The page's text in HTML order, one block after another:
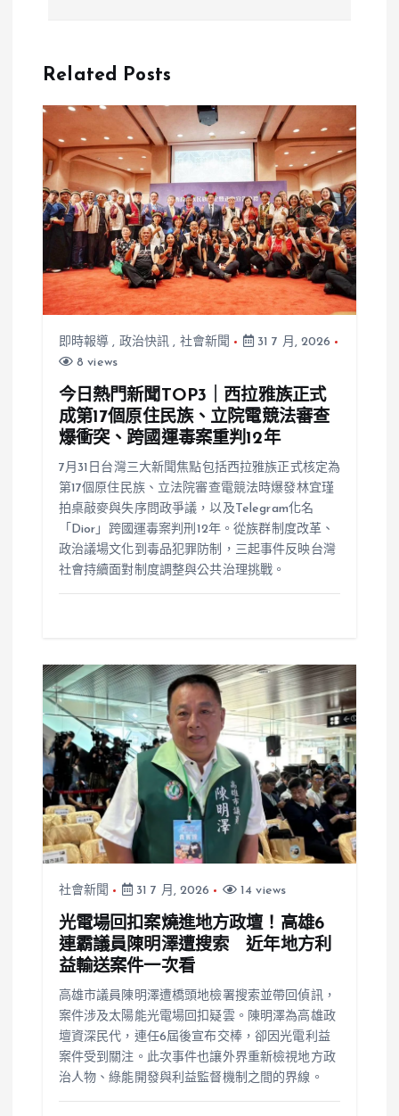
德區獨家文化
Related Posts
即時報導 , 政治快訊 , 社會新聞
31 7 月, 2026
8 views
今日熱門新聞TOP3｜西拉雅族正式
成第17個原住民族、立院電競法審查
爆衝突、跨國運毒案重判12年
7月31日台灣三大新聞焦點包括西拉雅族正式核定為
第17個原住民族、立法院審查電競法時爆發林宜瑾
拍桌敲麥與失序問政爭議，以及Telegram化名
「Dior」跨國運毒案判刑12年。從族群制度改革、
政治議場文化到毒品犯罪防制，三起事件反映台灣
社會持續面對制度調整與公共治理挑戰。
社會新聞 31 7 月, 2026 14 views
光電場回扣案燒進地方政壇！高雄6
連霸議員陳明澤遭搜索 近年地方利
益輸送案件一次看
高雄市議員陳明澤遭橋頭地檢署搜索並帶回偵訊，
案件涉及太陽能光電場回扣疑雲。陳明澤為高雄政
壇資深民代，連任6屆後宣布交棒，卻因光電利益
案件受到關注。此次事件也讓外界重新檢視地方政
治人物、綠能開發與利益監督機制之間的界線。